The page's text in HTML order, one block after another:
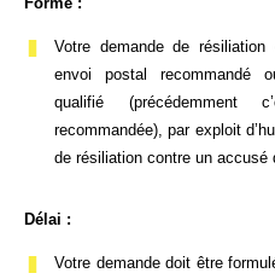
Votre demande de
envoi postal recommandé
qualifié (précédemment
recommandée), par exploit
de résiliation contre un accusé
Délai :
Votre demande doit être